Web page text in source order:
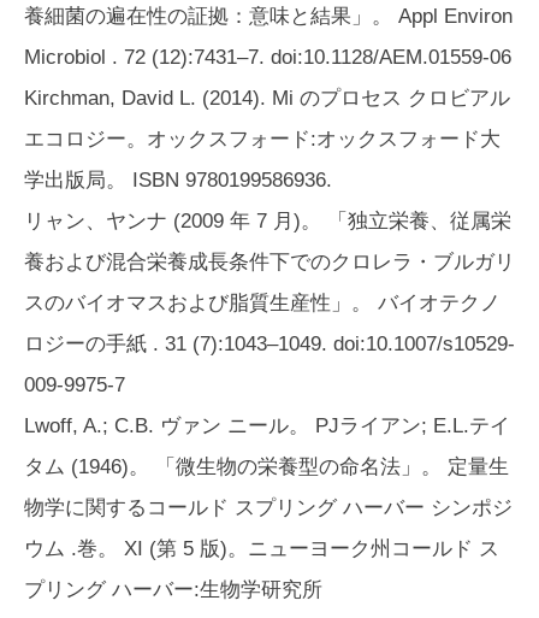
養細菌の遍在性の証拠：意味と結果」。 Appl Environ
Microbiol . 72 (12):7431–7. doi:10.1128/AEM.01559-06
Kirchman, David L. (2014). Mi のプロセス クロビアル
エコロジー。オックスフォード:オックスフォード大
学出版局。 ISBN 9780199586936.
リャン、ヤンナ (2009 年 7 月)。 「独立栄養、従属栄
養および混合栄養成長条件下でのクロレラ・ブルガリ
スのバイオマスおよび脂質生産性」。 バイオテクノ
ロジーの手紙 . 31 (7):1043–1049. doi:10.1007/s10529-
009-9975-7
Lwoff, A.; C.B. ヴァン ニール。 PJライアン; E.L.テイ
タム (1946)。 「微生物の栄養型の命名法」。 定量生
物学に関するコールド スプリング ハーバー シンポジ
ウム .巻。 XI (第 5 版)。ニューヨーク州コールド ス
プリング ハーバー:生物学研究所